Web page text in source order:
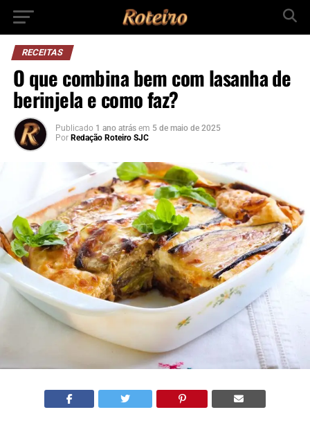
RECEITAS
O que combina bem com lasanha de
berinjela e como faz?
Publicado 1 ano atrás em 5 de maio de 2025
Por Redação Roteiro SJC